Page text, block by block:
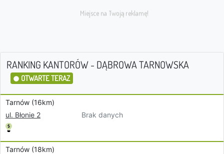
RANKING KANTORÓW - DĄBROWA TARNOWSKA
OTWARTE TERAZ
Tarnów (16km)
ul. Błonie 2
Brak danych
Tarnów (18km)